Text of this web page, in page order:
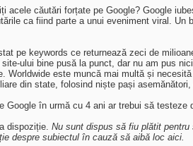
acele căutări forțate pe Google? Google
ca fiind parte a unui eveniment viral. Un
pe keywords ce returnează zeci de
ului bine pusă la punct, dar nu am pus
Worldwide este muncă mai multă și
din state, folosind niște pași
Google în urmă cu 4 ani ar trebui să testeze
dispoziție. Nu sunt dispus să fiu plătit pentru
despre subiectul în cauză să aibă loc aici.